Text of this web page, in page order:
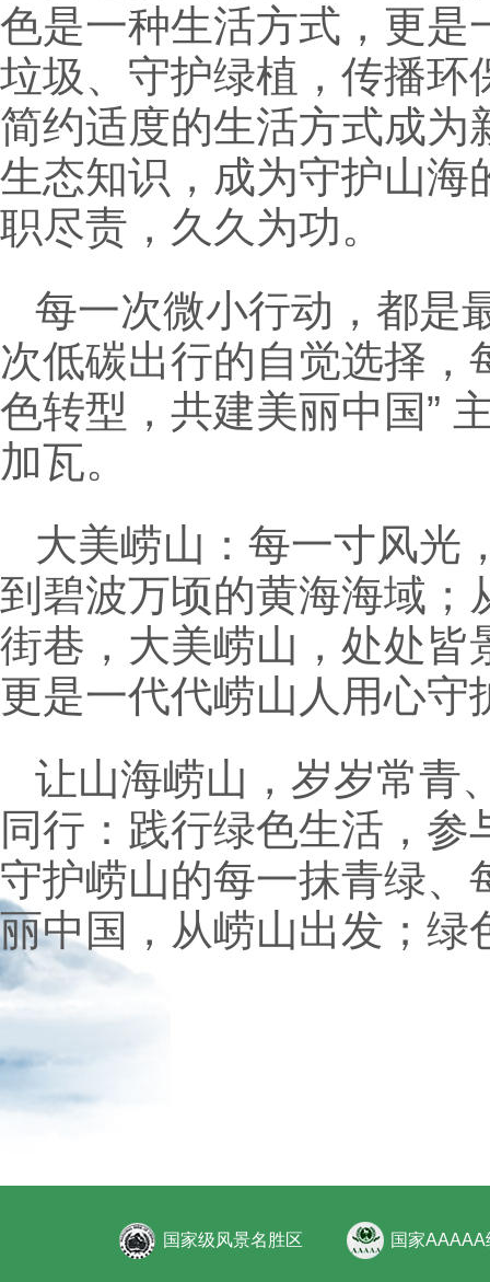
色是一种生活方式，更是
垃圾、守护绿植，传播环
简约适度的生活方式成为
生态知识，成为守护山海
职尽责，久久为功。
每一次微小行动，都是
次低碳出行的自觉选择，
色转型，共建美丽中国”
加瓦。
大美崂山：每一寸风光
到碧波万顷的黄海海域；
街巷，大美崂山，处处皆
更是一代代崂山人用心守
让山海崂山，岁岁常青
同行：践行绿色生活，
守护崂山的每一抹青绿、
丽中国，从崂山出发；绿
国家级风景名胜区 国家